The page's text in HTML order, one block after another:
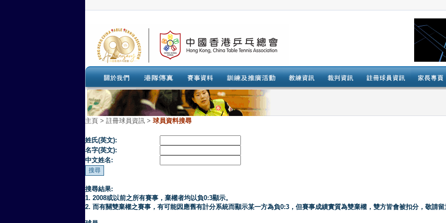
主頁 > 註冊球員資訊 > 球員資料搜尋
姓氏(英文):
名字(英文):
中文姓名:
搜尋結果:
1. 2008或以前之所有賽事，棄權者均以負0:3顯示。
2. 而有關雙棄權之賽事，有可能因應舊有計分系統而顯示某一方為負0:3，但賽事成績實質為雙棄權，雙方皆會被扣分，敬請留